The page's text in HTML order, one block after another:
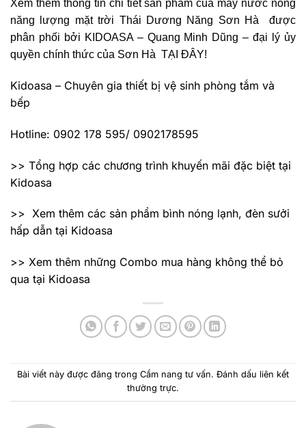
Xem thêm thông tin chi tiết sản phẩm của máy nước nóng
năng lượng mặt trời Thái Dương Năng Sơn Hà được
phân phối bởi KIDOASA – Quang Minh Dũng – đại lý ủy
quyền chính thức của Sơn Hà TẠI ĐÂY!
Kidoasa – Chuyên gia thiết bị vệ sinh phòng tắm và
bếp
Hotline: 0902 178 595/ 0902178595
>> Tổng hợp các chương trình khuyến mãi đặc biệt tại
Kidoasa
>> Xem thêm các sản phẩm bình nóng lạnh, đèn sưởi
hấp dẫn tại Kidoasa
>> Xem thêm những Combo mua hàng không thể bỏ
qua tại Kidoasa
Bài viết này được đăng trong Cẩm nang tư vấn. Đánh dấu liên kết
thường trực.